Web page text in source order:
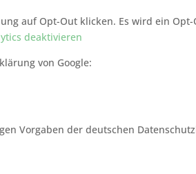
auf Opt-Out klicken. Es wird ein Opt-
deaktivieren
von Google:
Vorgaben der deutschen